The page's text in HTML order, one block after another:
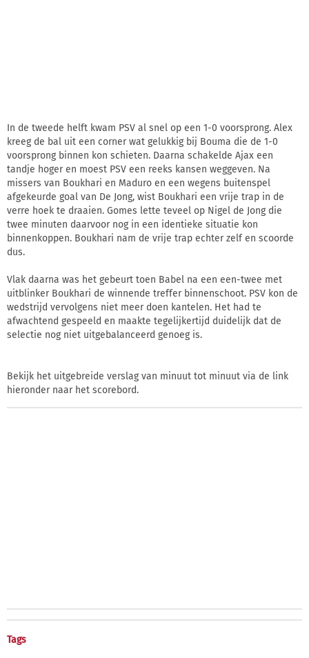
In de tweede helft kwam PSV al snel op een 1-0 voorsprong. Alex
kreeg de bal uit een corner wat gelukkig bij Bouma die de 1-0
voorsprong binnen kon schieten. Daarna schakelde Ajax een
tandje hoger en moest PSV een reeks kansen weggeven. Na
missers van Boukhari en Maduro en een wegens buitenspel
afgekeurde goal van De Jong, wist Boukhari een vrije trap in de
verre hoek te draaien. Gomes lette teveel op Nigel de Jong die
twee minuten daarvoor nog in een identieke situatie kon
binnenkoppen. Boukhari nam de vrije trap echter zelf en scoorde
dus.
Vlak daarna was het gebeurt toen Babel na een een-twee met
uitblinker Boukhari de winnende treffer binnenschoot. PSV kon de
wedstrijd vervolgens niet meer doen kantelen. Het had te
afwachtend gespeeld en maakte tegelijkertijd duidelijk dat de
selectie nog niet uitgebalanceerd genoeg is.
Bekijk het uitgebreide verslag van minuut tot minuut via de link
hieronder naar het scorebord.
Tags